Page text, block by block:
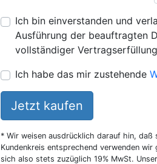
Ich bin einverstanden und
Ausführung der beauftragten
vollständiger
Ich habe das mir zustehende
Jetzt kaufen
* Wir weisen ausdrücklich darauf hin,
Kundenkreis entsprechend verwenden
sich also stets zuzüglich 19% MwSt.